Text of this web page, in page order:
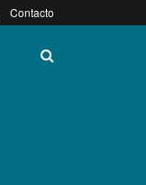
Contacto